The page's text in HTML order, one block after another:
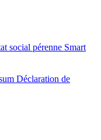
social pérenne Smart
Déclaration de